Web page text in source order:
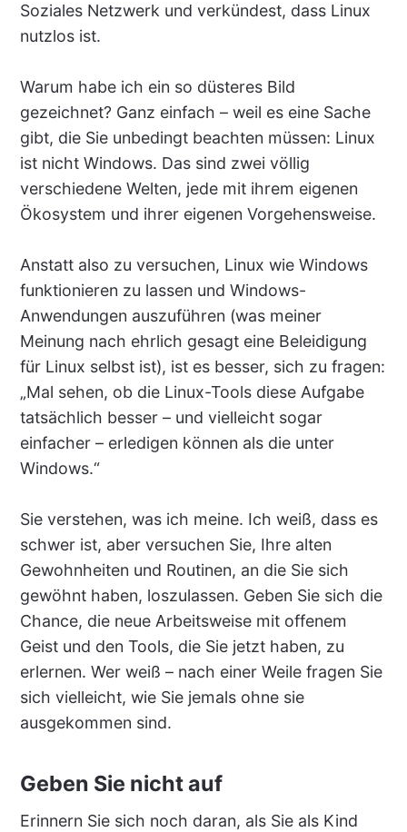
Soziales Netzwerk und verkündest, dass Linux
nutzlos ist.
Warum habe ich ein so düsteres Bild
gezeichnet? Ganz einfach – weil es eine Sache
gibt, die Sie unbedingt beachten müssen: Linux
ist nicht Windows. Das sind zwei völlig
verschiedene Welten, jede mit ihrem eigenen
Ökosystem und ihrer eigenen Vorgehensweise.
Anstatt also zu versuchen, Linux wie Windows
funktionieren zu lassen und Windows-
Anwendungen auszuführen (was meiner
Meinung nach ehrlich gesagt eine Beleidigung
für Linux selbst ist), ist es besser, sich zu fragen:
„Mal sehen, ob die Linux-Tools diese Aufgabe
tatsächlich besser – und vielleicht sogar
einfacher – erledigen können als die unter
Windows.“
Sie verstehen, was ich meine. Ich weiß, dass es
schwer ist, aber versuchen Sie, Ihre alten
Gewohnheiten und Routinen, an die Sie sich
gewöhnt haben, loszulassen. Geben Sie sich die
Chance, die neue Arbeitsweise mit offenem
Geist und den Tools, die Sie jetzt haben, zu
erlernen. Wer weiß – nach einer Weile fragen Sie
sich vielleicht, wie Sie jemals ohne sie
ausgekommen sind.
Geben Sie nicht auf
Erinnern Sie sich noch daran, als Sie als Kind